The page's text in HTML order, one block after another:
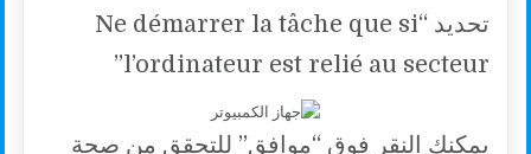
تحديد “Ne démarrer la tâche que si
l’ordinateur est relié au secteur”
يمكنك النقر فوق “موافق” للتحقق من صحة